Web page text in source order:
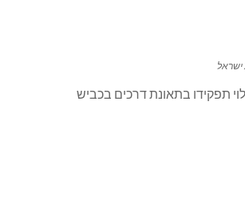
ישראל
תפקידו בתאונת דרכים בכביש